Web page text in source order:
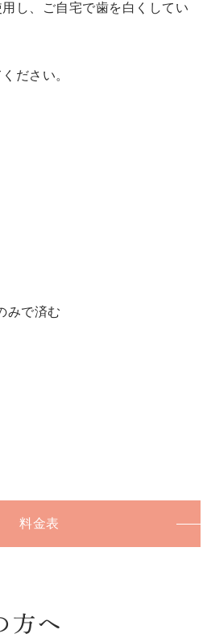
し、ご自宅で歯を白くしてい
ださい。
みで済む
料金表
方へ